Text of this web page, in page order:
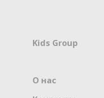
Kids Group
О нас